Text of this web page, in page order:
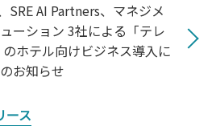
SRE AI Partners、マネジメ
ーション 3社による「テレ
ホテル向けビジネス導入に
お知らせ
ース